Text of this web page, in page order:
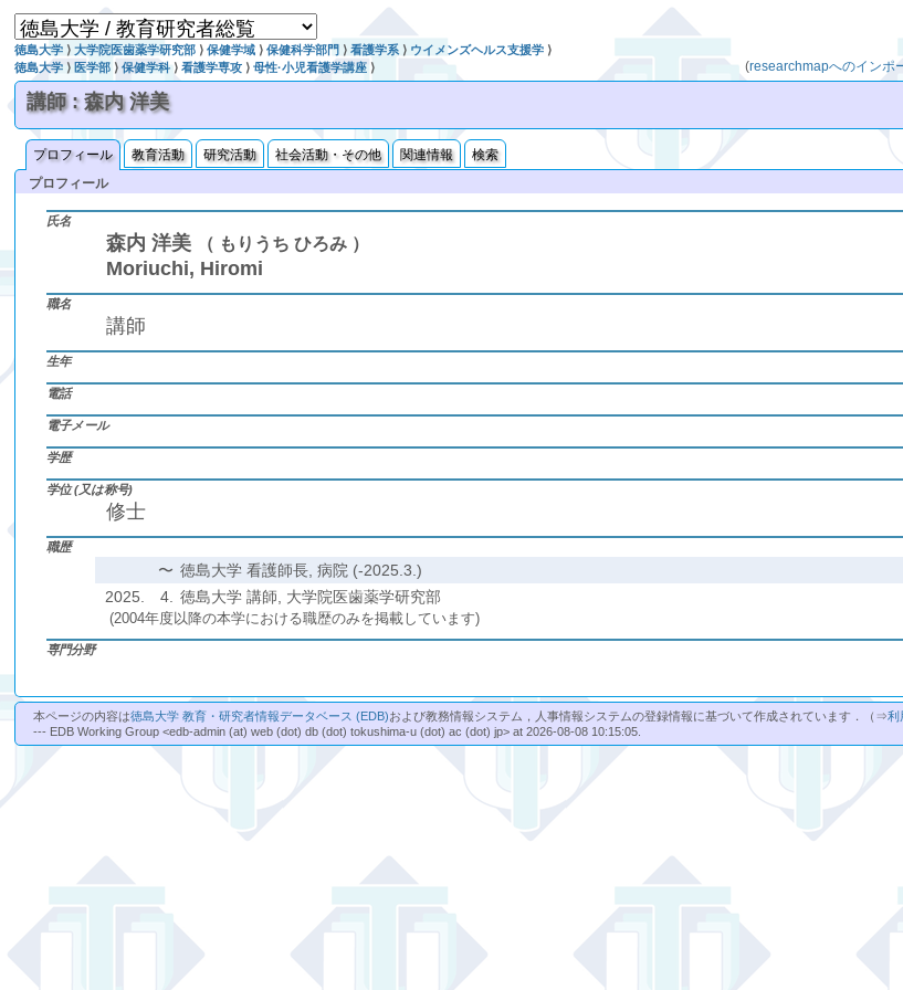
徳島大学 ⟩大学院医歯薬学研究部 ⟩保健学域 ⟩保健科学部門 ⟩看護学系 ⟩ ウイメンズヘルス支援学 ⟩
徳島大学 ⟩ 医学部 ⟩保健学科⟩看護学専攻 ⟩母性·小児看護学講座 ⟩ (researchmapへのインポ
講師 : 森内 洋美
プロフィール 教育活動 研究活動 社会活動・その他 関連情報
検索
プロフィール
氏名
森内 洋美 （ もりうち ひろみ ）
Moriuchi, Hiromi
職名
講師
生年
電話
電子メール
学歴
学位 (又は称号)
修士
職歴
〜 徳島大学 看護師長, 病院 (-2025.3.)
2025.
4. 徳島大学 講師, 大学院医歯薬学研究部
(2004年度以降の本学における職歴のみを掲載しています)
専門分野
本ページの内容は徳島大学 教育・研究者情報データベース (EDB)および教務情報システム，人事情報システムの登録情報に基づいて作成されています．（⇒利
--- EDB Working Group <edb-admin (at) web (dot) db (dot) tokushima-u (dot) ac (dot) jp> at 2026-08-08 10:15:05.